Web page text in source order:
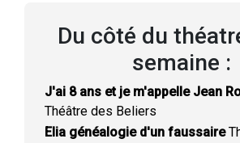
Du côté du
semaine :
J'ai 8 ans et je m'appelle Jean
Théâtre des Beliers
Elia généalogie d'un faussaire